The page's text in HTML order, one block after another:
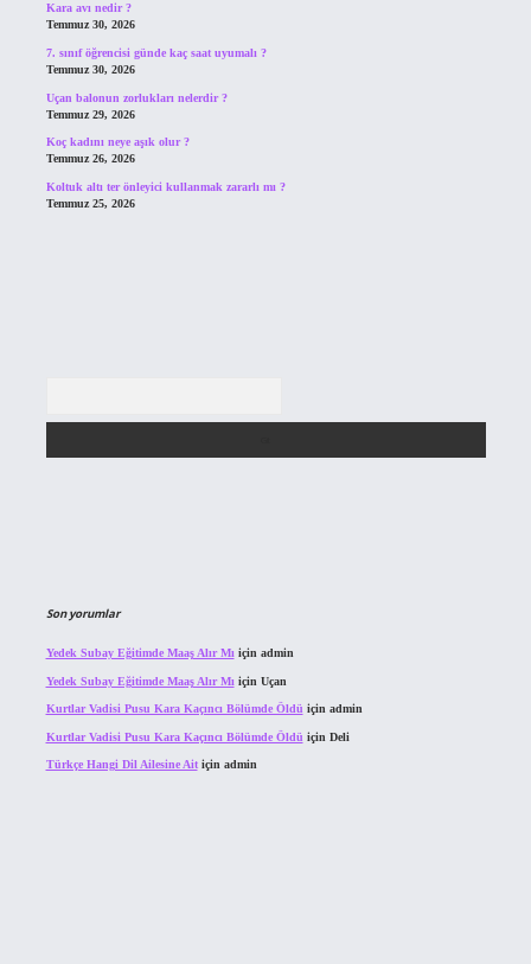
Kara avı nedir ?
Temmuz 30, 2026
7. sınıf öğrencisi günde kaç saat uyumalı ?
Temmuz 30, 2026
Uçan balonun zorlukları nelerdir ?
Temmuz 29, 2026
Koç kadını neye aşık olur ?
Temmuz 26, 2026
Koltuk altı ter önleyici kullanmak zararlı mı ?
Temmuz 25, 2026
Son yorumlar
Yedek Subay Eğitimde Maaş Alır Mı için admin
Yedek Subay Eğitimde Maaş Alır Mı için Uçan
Kurtlar Vadisi Pusu Kara Kaçıncı Bölümde Öldü için admin
Kurtlar Vadisi Pusu Kara Kaçıncı Bölümde Öldü için Deli
Türkçe Hangi Dil Ailesine Aitiçin admin